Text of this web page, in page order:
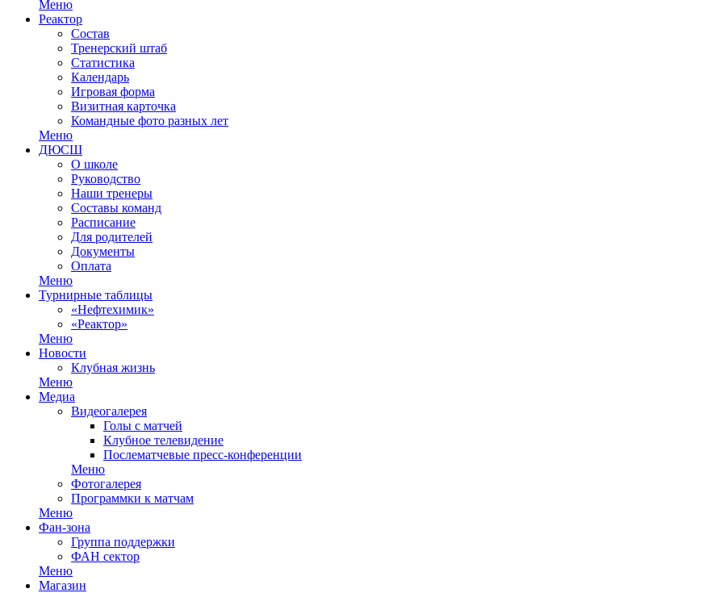
Меню
Реактор
Состав
Тренерский штаб
Статистика
Календарь
Игровая форма
Визитная карточка
Командные фото разных лет
Меню
ДЮСШ
О школе
Руководство
Наши тренеры
Составы команд
Расписание
Для родителей
Документы
Оплата
Меню
Турнирные таблицы
«Нефтехимик»
«Реактор»
Меню
Новости
Клубная жизнь
Меню
Медиа
Видеогалерея
Голы с матчей
Клубное телевидение
Послематчевые пресс-конференции
Меню
Фотогалерея
Программки к матчам
Меню
Фан-зона
Группа поддержки
ФАН сектор
Меню
Магазин